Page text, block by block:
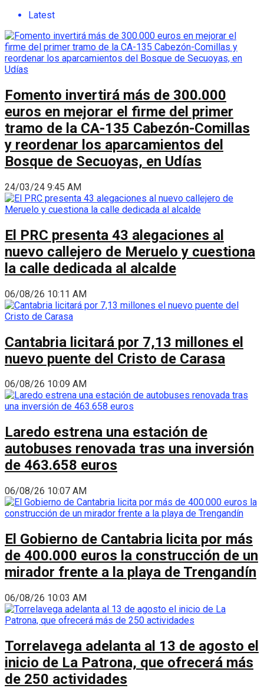
Latest
Fomento invertirá más de 300.000
euros en mejorar el firme del primer
tramo de la CA-135 Cabezón-Comillas
y reordenar los aparcamientos del
Bosque de Secuoyas, en Udías
24/03/24 9:45 AM
El PRC presenta 43 alegaciones al
nuevo callejero de Meruelo y cuestiona
la calle dedicada al alcalde
06/08/26 10:11 AM
Cantabria licitará por 7,13 millones el
nuevo puente del Cristo de Carasa
06/08/26 10:09 AM
Laredo estrena una estación de
autobuses renovada tras una inversión
de 463.658 euros
06/08/26 10:07 AM
El Gobierno de Cantabria licita por más
de 400.000 euros la construcción de un
mirador frente a la playa de Trengandín
06/08/26 10:03 AM
Torrelavega adelanta al 13 de agosto el
inicio de La Patrona, que ofrecerá más
de 250 actividades